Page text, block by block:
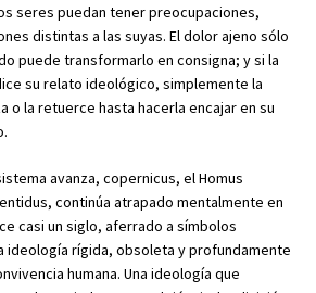
seres puedan tener preocupaciones,
distintas a las suyas. El dolor ajeno sólo
puede transformarlo en consigna; y si la
su relato ideológico, simplemente la
o la retuerce hasta hacerla encajar en su
avanza, copernicus, el Homus
continúa atrapado mentalmente en
casi un siglo, aferrado a símbolos
ideología rígida, obsoleta y profundamente
humana. Una ideología que